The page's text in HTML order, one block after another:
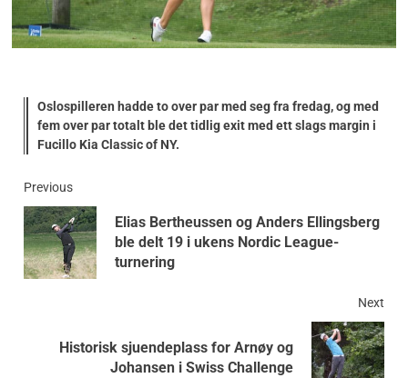
Oslospilleren hadde to over par med seg fra fredag, og med
fem over par totalt ble det tidlig exit med ett slags margin i
Fucillo Kia Classic of NY.
Previous
Elias Bertheussen og Anders Ellingsberg
ble delt 19 i ukens Nordic League-
turnering
Next
Historisk sjuendeplass for Arnøy og
Johansen i Swiss Challenge